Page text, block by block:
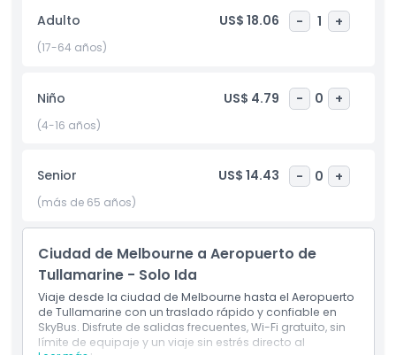
traslado gratuito a hoteles en ocho ubicaciones principales
del centro de Melbourne. Esta conexión sin inconvenientes
te ayuda a llegar a tu alojamiento sin la molestia de buscar
días de la semana, con salidas cada 10 minutos desde el
Aeropuerto Tullamarine. Con salidas frecuentes, servicio
confiable y precios competitivos, SkyBus es una de las
para un traslado confiable desde el aeropuerto y comienza
tu experiencia en Melbourne de manera fácil.
Aspectos Destacados
Inclusiones
Adulto US$ 18.06 - 1 +
(17-64 años)
Niño US$ 4.79 - 0 +
(4-16 años)
Senior US$ 14.43 - 0 +
(más de 65 años)
Ciudad de Melbourne a Aeropuerto de
Tullamarine - Solo Ida
Viaje desde la ciudad de Melbourne hasta el Aeropuerto
de Tullamarine con un traslado rápido y confiable en
SkyBus. Disfrute de salidas frecuentes, Wi-Fi gratuito, sin
límite de equipaje y un viaje sin estrés directo al